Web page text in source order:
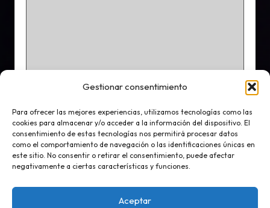
Gestionar consentimiento
Para ofrecer las mejores experiencias, utilizamos tecnologías como las
cookies para almacenar y/o acceder a la información del dispositivo. El
consentimiento de estas tecnologías nos permitirá procesar datos
como el comportamiento de navegación o las identificaciones únicas en
este sitio. No consentir o retirar el consentimiento, puede afectar
negativamente a ciertas características y funciones.
Aceptar
Mejorar Rendimiento Tutoriales
2. Desactivar el reinicio de aplicaciones al inicio
Publicado
por
Poradmin junio 16, 2020
derechos reservados.
Bloglo WordPress Theme